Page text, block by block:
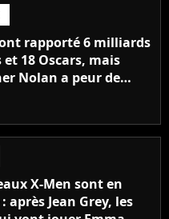
rapporté 6 milliards
18 Oscars, mais
Nolan a peur de
genre de films très
X-Men sont en
après Jean Grey, les